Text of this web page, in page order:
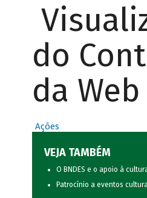
do
da Web
Ações
VEJA TAMBÉM
O BNDES e o apoio à
Patrocínio a eventos